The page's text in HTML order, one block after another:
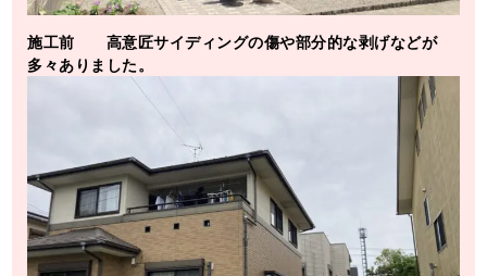
施工前 高意匠サイディングの傷や部分的な剥げなどが
多々ありました。